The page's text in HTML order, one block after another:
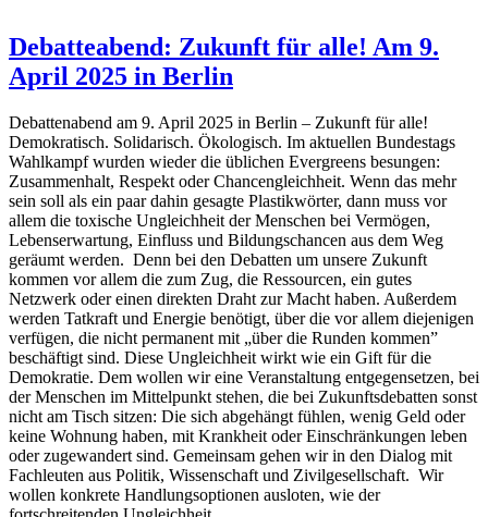
Debatteabend: Zukunft für alle! Am 9.
April 2025 in Berlin
Debattenabend am 9. April 2025 in Berlin – Zukunft für alle!
Demokratisch. Solidarisch. Ökologisch. Im aktuellen Bundestags
Wahlkampf wurden wieder die üblichen Evergreens besungen:
Zusammenhalt, Respekt oder Chancengleichheit. Wenn das mehr
sein soll als ein paar dahin gesagte Plastikwörter, dann muss vor
allem die toxische Ungleichheit der Menschen bei Vermögen,
Lebenserwartung, Einfluss und Bildungschancen aus dem Weg
geräumt werden. Denn bei den Debatten um unsere Zukunft
kommen vor allem die zum Zug, die Ressourcen, ein gutes
Netzwerk oder einen direkten Draht zur Macht haben. Außerdem
werden Tatkraft und Energie benötigt, über die vor allem diejenigen
verfügen, die nicht permanent mit „über die Runden kommen”
beschäftigt sind. Diese Ungleichheit wirkt wie ein Gift für die
Demokratie. Dem wollen wir eine Veranstaltung entgegensetzen, bei
der Menschen im Mittelpunkt stehen, die bei Zukunftsdebatten sonst
nicht am Tisch sitzen: Die sich abgehängt fühlen, wenig Geld oder
keine Wohnung haben, mit Krankheit oder Einschränkungen leben
oder zugewandert sind. Gemeinsam gehen wir in den Dialog mit
Fachleuten aus Politik, Wissenschaft und Zivilgesellschaft. Wir
wollen konkrete Handlungsoptionen ausloten, wie der